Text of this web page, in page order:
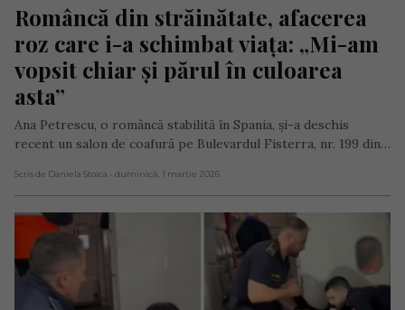
Româncă din străinătate, afacerea
roz care i-a schimbat viața: „Mi-am
vopsit chiar și părul în culoarea
asta”
Ana Petrescu, o româncă stabilită în Spania, și-a deschis
recent un salon de coafură pe Bulevardul Fisterra, nr. 199 din…
Scris de Daniela Stoica - duminică, 1 martie 2026